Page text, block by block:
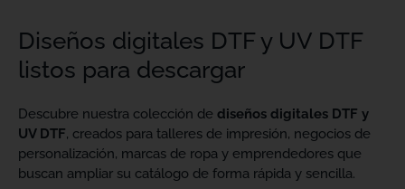
Diseños digitales DTF y UV DTF
listos para descargar
Descubre nuestra colección de diseños digitales DTF y
UV DTF, creados para talleres de impresión, negocios de
personalización, marcas de ropa y emprendedores que
buscan ampliar su catálogo de forma rápida y sencilla.